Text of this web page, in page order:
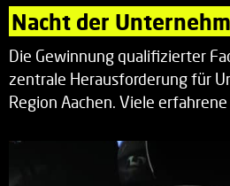
Nacht der
Die Gewinnung qualifizierter
zentrale Herausforderung für
Region Aachen. Viele